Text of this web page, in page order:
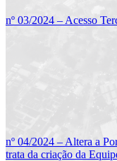
nº 03/2024 – Acesso
nº 04/2024 – Altera a
trata da criação da